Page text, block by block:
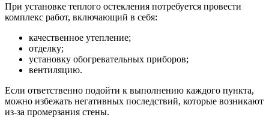
При установке теплого остекления потребуется провести
комплекс работ, включающий в себя:
качественное утепление;
отделку;
установку обогревательных приборов;
вентиляцию.
Если ответственно подойти к выполнению каждого пункта,
можно избежать негативных последствий, которые возникают
из-за промерзания стены.